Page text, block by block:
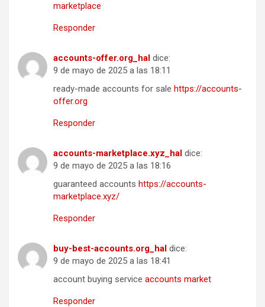
marketplace
Responder
accounts-offer.org_hal dice:
9 de mayo de 2025 a las 18:11
ready-made accounts for sale https://accounts-
offer.org
Responder
accounts-marketplace.xyz_hal dice:
9 de mayo de 2025 a las 18:16
guaranteed accounts https://accounts-
marketplace.xyz/
Responder
buy-best-accounts.org_hal dice:
9 de mayo de 2025 a las 18:41
account buying service accounts market
Responder